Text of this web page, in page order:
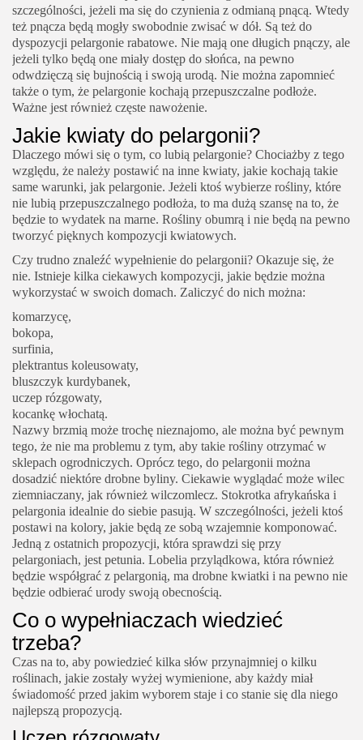
szczególności, jeżeli ma się do czynienia z odmianą pnącą. Wtedy
też pnącza będą mogły swobodnie zwisać w dół. Są też do
dyspozycji pelargonie rabatowe. Nie mają one długich pnączy, ale
jeżeli tylko będą one miały dostęp do słońca, na pewno
odwdzięczą się bujnością i swoją urodą. Nie można zapomnieć
także o tym, że pelargonie kochają przepuszczalne podłoże.
Ważne jest również częste nawożenie.
Jakie kwiaty do pelargonii?
Dlaczego mówi się o tym, co lubią pelargonie? Chociażby z tego
względu, że należy postawić na inne kwiaty, jakie kochają takie
same warunki, jak pelargonie. Jeżeli ktoś wybierze rośliny, które
nie lubią przepuszczalnego podłoża, to ma dużą szansę na to, że
będzie to wydatek na marne. Rośliny obumrą i nie będą na pewno
tworzyć pięknych kompozycji kwiatowych.
Czy trudno znaleźć wypełnienie do pelargonii? Okazuje się, że
nie. Istnieje kilka ciekawych kompozycji, jakie będzie można
wykorzystać w swoich domach. Zaliczyć do nich można:
komarzycę,
bokopa,
surfinia,
plektrantus koleusowaty,
bluszczyk kurdybanek,
uczep rózgowaty,
kocankę włochatą.
Nazwy brzmią może trochę nieznajomo, ale można być pewnym
tego, że nie ma problemu z tym, aby takie rośliny otrzymać w
sklepach ogrodniczych. Oprócz tego, do pelargonii można
dosadzić niektóre drobne byliny. Ciekawie wyglądać może wilec
ziemniaczany, jak również wilczomlecz. Stokrotka afrykańska i
pelargonia idealnie do siebie pasują. W szczególności, jeżeli ktoś
postawi na kolory, jakie będą ze sobą wzajemnie komponować.
Jedną z ostatnich propozycji, która sprawdzi się przy
pelargoniach, jest petunia. Lobelia przylądkowa, która również
będzie współgrać z pelargonią, ma drobne kwiatki i na pewno nie
będzie odbierać urody swoją obecnością.
Co o wypełniaczach wiedzieć
trzeba?
Czas na to, aby powiedzieć kilka słów przynajmniej o kilku
roślinach, jakie zostały wyżej wymienione, aby każdy miał
świadomość przed jakim wyborem staje i co stanie się dla niego
najlepszą propozycją.